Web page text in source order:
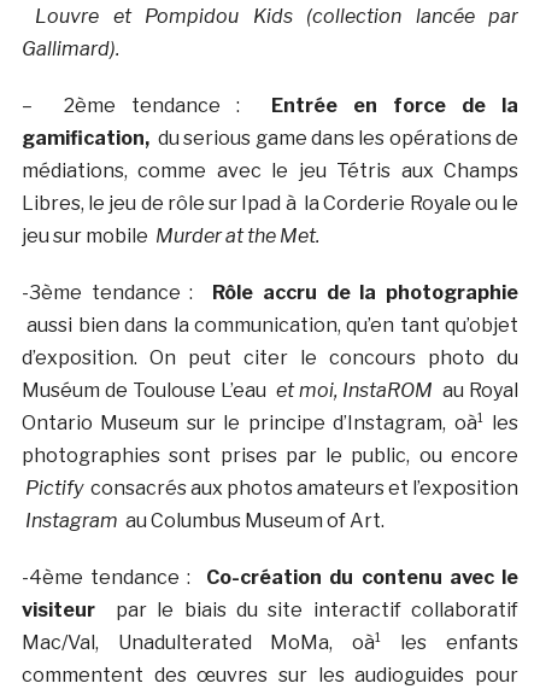
Louvre et Pompidou Kids (collection lancée par
Gallimard).
– 2ème tendance : Entrée en force de la
gamification, du serious game dans les opérations de
médiations, comme avec le jeu Tétris aux Champs
Libres, le jeu de rôle sur Ipad à la Corderie Royale ou le
jeu sur mobile Murder at the Met.
-3ème tendance : Rôle accru de la photographie
aussi bien dans la communication, qu’en tant qu’objet
d’exposition. On peut citer le concours photo du
Muséum de Toulouse L’eau et moi, InstaROMau Royal
Ontario Museum sur le principe d’Instagram, oà¹ les
photographies sont prises par le public, ou encore
Pictify consacrés aux photos amateurs et l’exposition
Instagram au Columbus Museum of Art.
-4ème tendance : Co-création du contenu avec le
visiteur par le biais du site interactif collaboratif
Mac/Val, Unadulterated MoMa, oà¹ les enfants
commentent des œuvres sur les audioguides pour